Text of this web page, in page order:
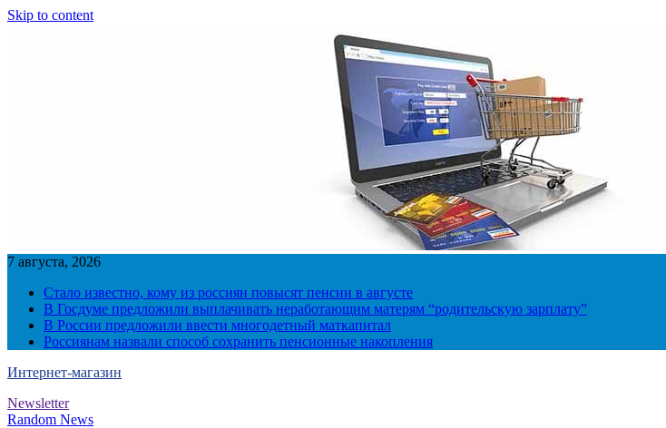
Skip to content
7 августа, 2026
Стало известно, кому из россиян повысят пенсии в августе
В Госдуме предложили выплачивать неработающим матерям “родительскую зарплату”
В России предложили ввести многодетный маткапитал
Россиянам назвали способ сохранить пенсионные накопления
Интернет-магазин
Newsletter
Random News